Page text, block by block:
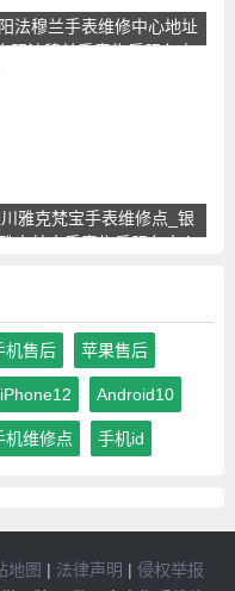
法穆兰手表维修中心地址
阳法穆兰手表售后服务点
雅克梵宝手表维修点_银
克梵宝手表售后服务中心
机售后 苹果售后
iPhone12 Android10
机维修点 手机id
地图 | 法律声明 | 侵权举报